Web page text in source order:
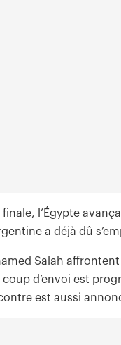
l’Égypte
a déjà dû
Salah
d’envoi est
est aussi